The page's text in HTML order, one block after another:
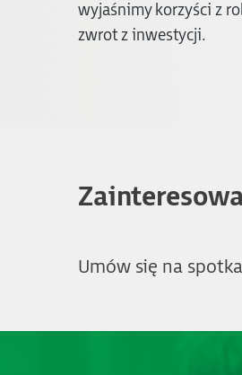
wyjaśnimy korzyści z
zwrot z inwestycji.
Umów się na